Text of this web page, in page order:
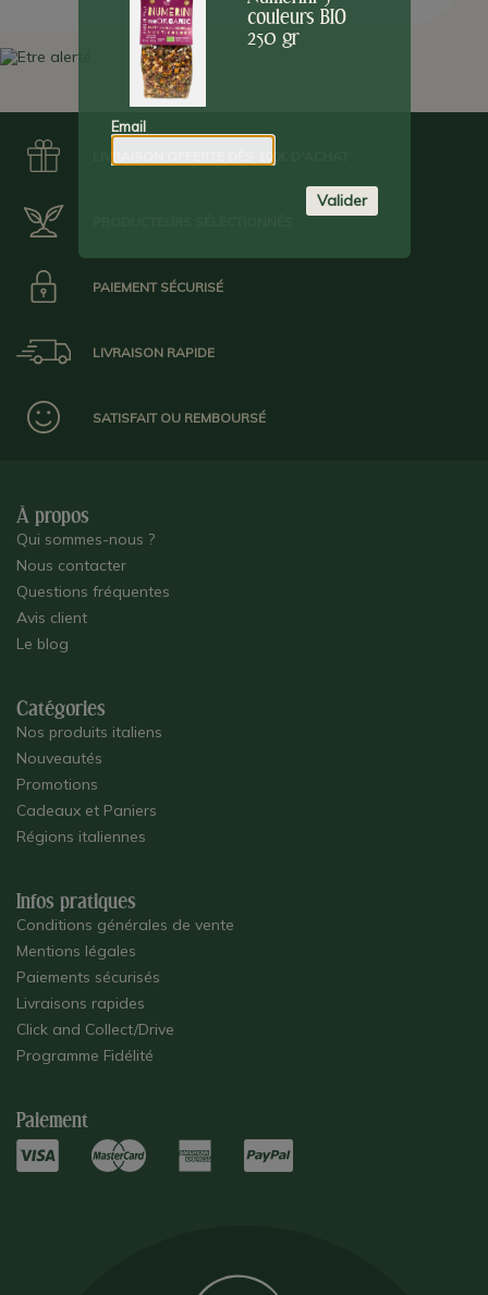
PAIEMENT SÉCURISÉ
LIVRAISON RAPIDE
SATISFAIT OU REMBOURSÉ
À propos
Qui sommes-nous ?
Nous contacter
Questions fréquentes
Avis client
Le blog
Catégories
Nos produits italiens
Nouveautés
Promotions
Cadeaux et Paniers
Régions italiennes
Infos pratiques
Conditions générales de vente
Mentions légales
Paiements sécurisés
Livraisons rapides
Click and Collect/Drive
Programme Fidélité
Paiement
couleurs BIO
250 gr
Email
Valider